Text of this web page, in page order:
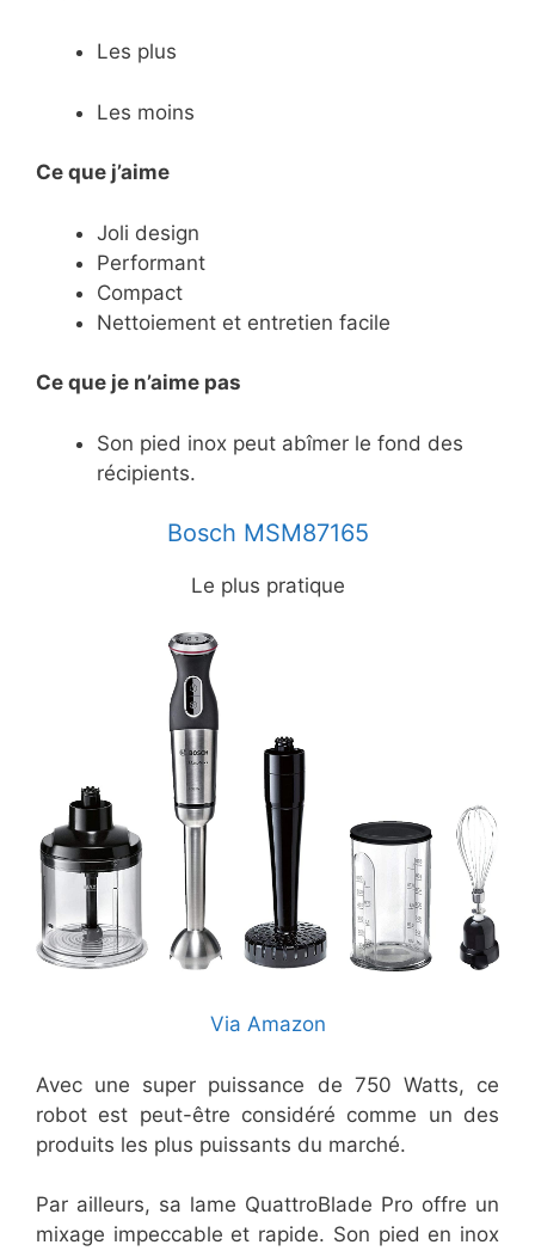
Les plus
Les moins
Ce que j’aime
Joli design
Performant
Compact
Nettoiement et entretien facile
Ce que je n’aime pas
Son pied inox peut abîmer le fond des
récipients.
Bosch MSM87165
Le plus pratique
Via Amazon
Avec une super puissance de 750 Watts, ce
robot est peut-être considéré comme un des
produits les plus puissants du marché.
Par ailleurs, sa lame QuattroBlade Pro offre un
mixage impeccable et rapide. Son pied en inox